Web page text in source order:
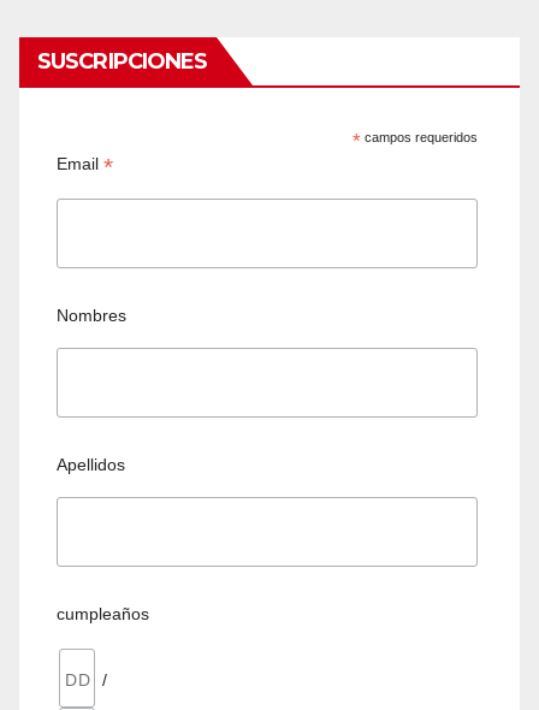
SUSCRIPCIONES
* campos requeridos
Email*
Nombres
Apellidos
cumpleaños
/